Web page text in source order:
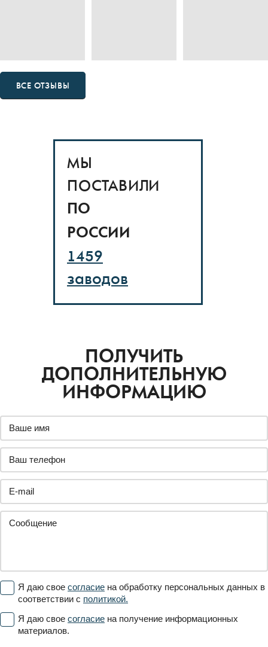
ВСЕ ОТЗЫВЫ
МЫ
ПОСТАВИЛИ
ПО
РОССИИ
1459
заводов
ПОЛУЧИТЬ
ДОПОЛНИТЕЛЬНУЮ
ИНФОРМАЦИЮ
Я даю свое согласие на обработку персональных данных в
соответствии с политикой.
Я даю свое согласие на получение информационных
материалов.